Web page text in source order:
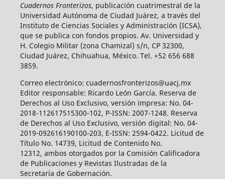
Cuadernos Fronterizos, publicación cuatrimestral de la
Universidad Autónoma de Ciudad Juárez, a través del
Instituto de Ciencias Sociales y Administración (ICSA),
que se publica con fondos propios. Av. Universidad y
H. Colegio Militar (zona Chamizal) s/n, CP 32300,
Ciudad Juárez, Chihuahua, México. Tel. +52 656 688
3859.
Correo electrónico: cuadernosfronterizos@uacj.mx
Editor responsable: Ricardo León García. Reserva de
Derechos al Uso Exclusivo, versión impresa: No. 04-
2018-112617515300-102, P-ISSN: 2007-1248. Reserva
de Derechos al Uso Exclusivo, versión digital: No. 04-
2019-092616190100-203, E-ISSN: 2594-0422. Licitud de
Título No. 14739, Licitud de Contenido No.
12312, ambos otorgados por la Comisión Calificadora
de Publicaciones y Revistas Ilustradas de la
Secretaría de Gobernación.